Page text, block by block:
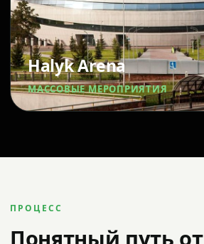
Halyk Arena
МАССОВЫЕ МЕРОПРИЯТИЯ
ПРОЦЕСС
Понятный путь от